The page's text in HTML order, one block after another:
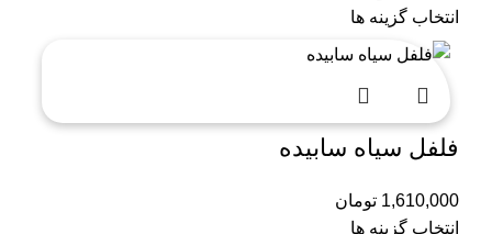
انتخاب گزینه ها
فلفل سیاه سابیده
1,610,000 تومان
انتخاب گزینه ها